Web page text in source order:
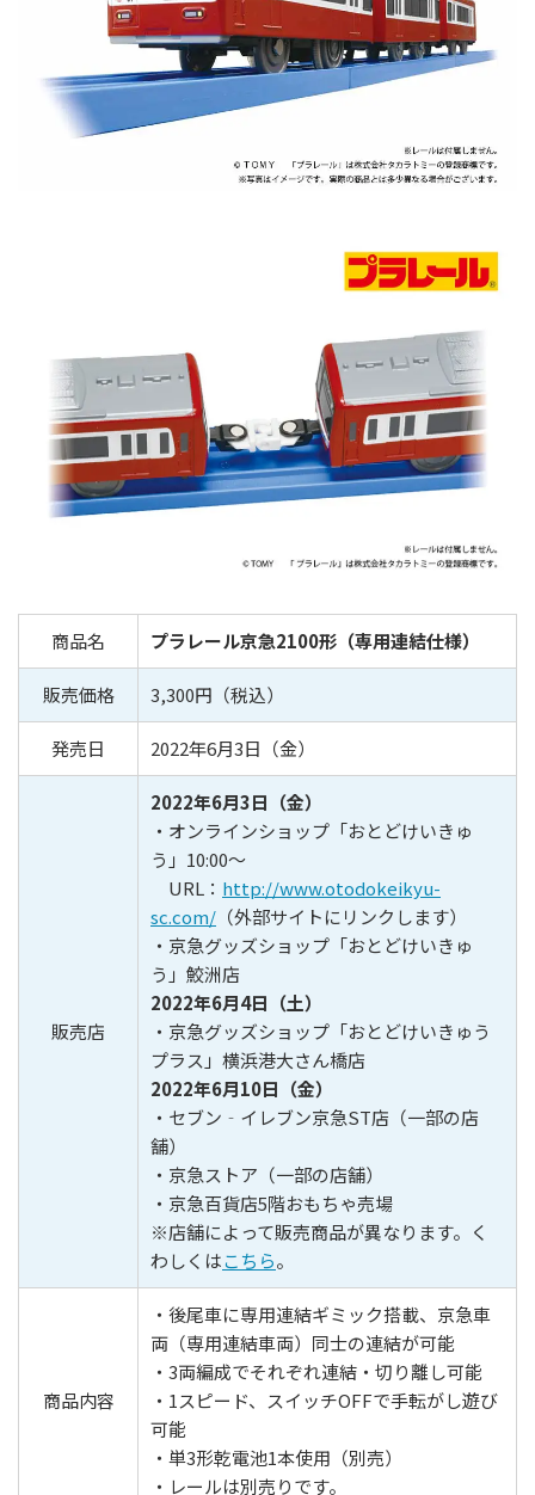
商品名 プラレール京急2100形（専用連結仕様）
販売価格 3,300円（税込）
発売日 2022年6月3日（金）
販売店
2022年6月3日（金）
・オンラインショップ「おとどけいきゅ
う」10:00～
URL： http://www.otodokeikyu-
sc.com/ （外部サイトにリンクします）
・京急グッズショップ「おとどけいきゅ
う」鮫洲店
2022年6月4日（土）
・京急グッズショップ「おとどけいきゅう
プラス」横浜港大さん橋店
2022年6月10日（金）
・セブン‐イレブン京急ST店（一部の店
舗）
・京急ストア（一部の店舗）
・京急百貨店5階おもちゃ売場
※店舗によって販売商品が異なります。く
わしくはこちら。
商品内容
・後尾車に専用連結ギミック搭載、京急車
両（専用連結車両）同士の連結が可能
・3両編成でそれぞれ連結・切り離し可能
・1スピード、スイッチOFFで手転がし遊び
可能
・単3形乾電池1本使用（別売）
・レールは別売りです。